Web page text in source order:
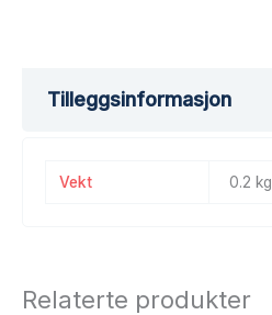
Tilleggsinformasjon
Vekt 0.2 kg
Relaterte produkter